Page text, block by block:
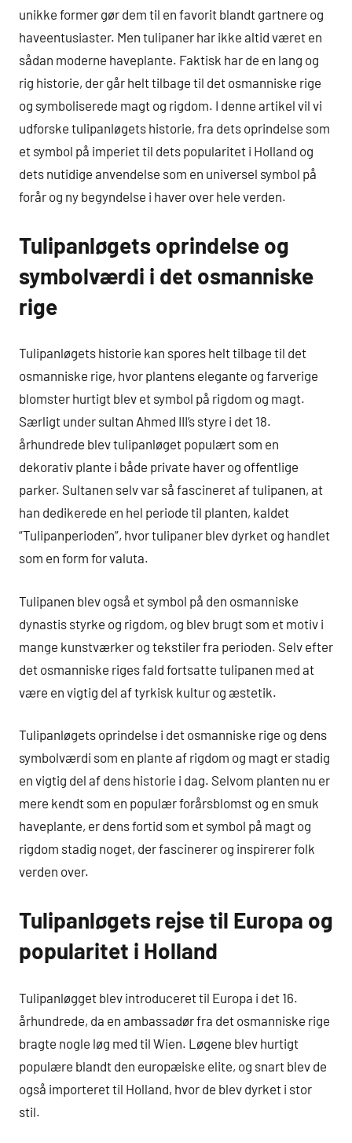
unikke former gør dem til en favorit blandt gartnere og
haveentusiaster. Men tulipaner har ikke altid været en
sådan moderne haveplante. Faktisk har de en lang og
rig historie, der går helt tilbage til det osmanniske rige
og symboliserede magt og rigdom. I denne artikel vil vi
udforske tulipanløgets historie, fra dets oprindelse som
et symbol på imperiet til dets popularitet i Holland og
dets nutidige anvendelse som en universel symbol på
forår og ny begyndelse i haver over hele verden.
Tulipanløgets oprindelse og
symbolværdi i det osmanniske
rige
Tulipanløgets historie kan spores helt tilbage til det
osmanniske rige, hvor plantens elegante og farverige
blomster hurtigt blev et symbol på rigdom og magt.
Særligt under sultan Ahmed III’s styre i det 18.
århundrede blev tulipanløget populært som en
dekorativ plante i både private haver og offentlige
parker. Sultanen selv var så fascineret af tulipanen, at
han dedikerede en hel periode til planten, kaldet
“Tulipanperioden”, hvor tulipaner blev dyrket og handlet
som en form for valuta.
Tulipanen blev også et symbol på den osmanniske
dynastis styrke og rigdom, og blev brugt som et motiv i
mange kunstværker og tekstiler fra perioden. Selv efter
det osmanniske riges fald fortsatte tulipanen med at
være en vigtig del af tyrkisk kultur og æstetik.
Tulipanløgets oprindelse i det osmanniske rige og dens
symbolværdi som en plante af rigdom og magt er stadig
en vigtig del af dens historie i dag. Selvom planten nu er
mere kendt som en populær forårsblomst og en smuk
haveplante, er dens fortid som et symbol på magt og
rigdom stadig noget, der fascinerer og inspirerer folk
verden over.
Tulipanløgets rejse til Europa og
popularitet i Holland
Tulipanløgget blev introduceret til Europa i det 16.
århundrede, da en ambassadør fra det osmanniske rige
bragte nogle løg med til Wien. Løgene blev hurtigt
populære blandt den europæiske elite, og snart blev de
også importeret til Holland, hvor de blev dyrket i stor
stil.